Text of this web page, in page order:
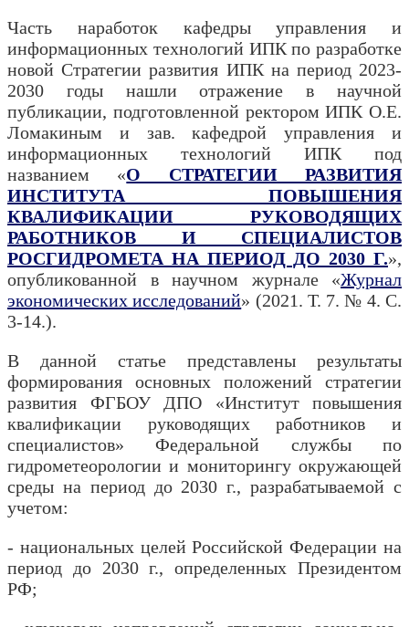
Часть наработок кафедры управления и
информационных технологий ИПК по разработке
новой Стратегии развития ИПК на период 2023-
2030 годы нашли отражение в научной
публикации, подготовленной ректором ИПК О.Е.
Ломакиным и зав. кафедрой управления и
информационных технологий ИПК под
названием «О СТРАТЕГИИ РАЗВИТИЯ
ИНСТИТУТА ПОВЫШЕНИЯ
КВАЛИФИКАЦИИ РУКОВОДЯЩИХ
РАБОТНИКОВ И СПЕЦИАЛИСТОВ
РОСГИДРОМЕТА НА ПЕРИОД ДО 2030 Г.»,
опубликованной в научном журнале «Журнал
экономических исследований» (2021. Т. 7. № 4. С.
3-14.).
В данной статье представлены результаты
формирования основных положений стратегии
развития ФГБОУ ДПО «Институт повышения
квалификации руководящих работников и
специалистов» Федеральной службы по
гидрометеорологии и мониторингу окружающей
среды на период до 2030 г., разрабатываемой с
учетом:
- национальных целей Российской Федерации на
период до 2030 г., определенных Президентом
РФ;